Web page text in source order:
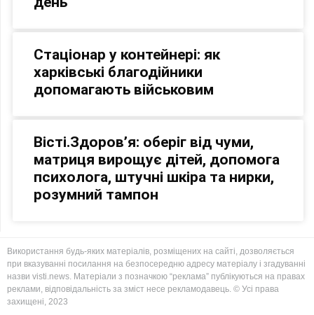
Стаціонар у контейнері: як
харківські благодійники
допомагають військовим
Вісті.Здоров’я: оберіг від чуми,
матриця вирощує дітей, допомога
психолога, штучні шкіра та нирки,
розумний тампон
Використання будь-яких матеріалів, розміщених на сайті, дозволяється
при вказуванні посилання на безпосередню адресу матеріалу і згадуванні
назви visti.news. Матеріали з позначкою “реклама” публікуються на правах
реклами, відповідальність за зміст несе рекламодавець. © Усі права
захищені, 2023